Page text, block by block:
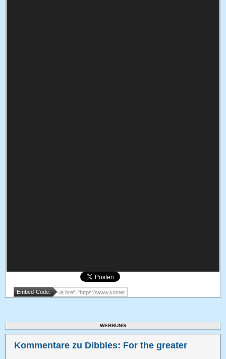
Embed-Code:
WERBUNG
Kommentare zu Dibbles: For the greater